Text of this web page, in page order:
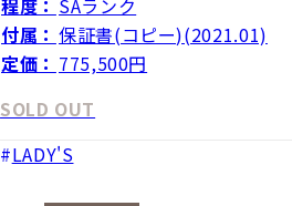
付属： 保証書(コピー)(2021.01)
定価： 775,500円
SOLD OUT
LADY'S